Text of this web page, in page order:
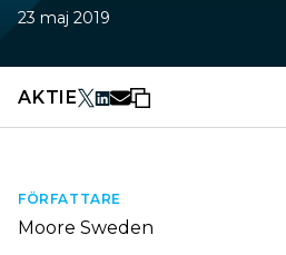
23 maj 2019
AKTIE
FÖRFATTARE
Moore Sweden